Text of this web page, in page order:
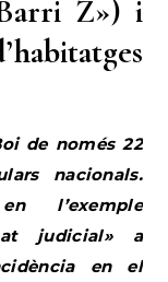
Z») i
de només 22
nacionals.
l’exemple
judicial» a
en el